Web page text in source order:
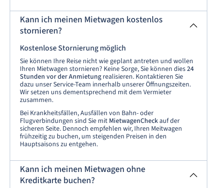
Kann ich meinen Mietwagen kostenlos
stornieren?
Kostenlose Stornierung möglich
Sie können Ihre Reise nicht wie geplant antreten und wollen
Ihren Mietwagen stornieren? Keine Sorge, Sie können dies24
Stunden vor der Anmietung realisieren. Kontaktieren Sie
dazu unser Service-Team innerhalb unserer Öffnungszeiten.
Wir setzen uns dementsprechend mit dem Vermieter
zusammen.
Bei Krankheitsfällen, Ausfällen von Bahn- oder
Flugverbindungen sind Sie mit MietwagenCheckauf der
sicheren Seite. Dennoch empfehlen wir, Ihren Meitwagen
frühzeitig zu buchen, um steigenden Preisen in den
Hauptsaisons zu entgehen.
Kann ich meinen Mietwagen ohne
Kreditkarte buchen?